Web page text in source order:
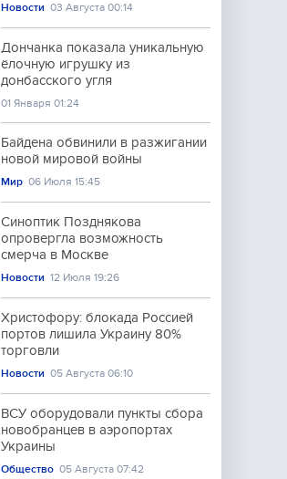
Новости 03 Августа 00:14
Дончанка показала уникальную
ёлочную игрушку из
донбасского угля
01 Января 01:24
Байдена обвинили в разжигании
новой мировой войны
Мир 06 Июля 15:45
Синоптик Позднякова
опровергла возможность
смерча в Москве
Новости 12 Июля 19:26
Христофору: блокада Россией
портов лишила Украину 80%
торговли
Новости 05 Августа 06:10
ВСУ оборудовали пункты сбора
новобранцев в аэропортах
Украины
Общество 05 Августа 07:42